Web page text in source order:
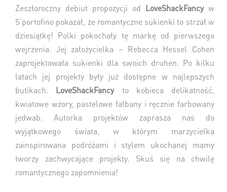
Zeszłoroczny debiut propozycji od LoveShackFancyw
S’portofino pokazał, że romantyczne sukienki to strzał w
dziesiątkę! Polki pokochały tę markę od pierwszego
wejrzenia. Jej założycielka – Rebecca Hessel Cohen
zaprojektowała sukienki dla swoich druhen. Po kilku
latach jej projekty były już dostępne w najlepszych
butikach. LoveShackFancyto kobieca delikatność,
kwiatowe wzory, pastelowe falbany i ręcznie farbowany
jedwab. Autorka projektów zaprasza nas do
wyjątkowego świata, w którym marzycielka
zainspirowana podróżami i stylem ukochanej mamy
tworzy zachwycające projekty. Skuś się na chwilę
romantycznego zapomnienia!